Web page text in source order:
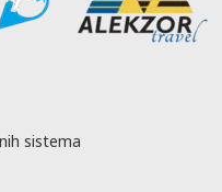
sistema